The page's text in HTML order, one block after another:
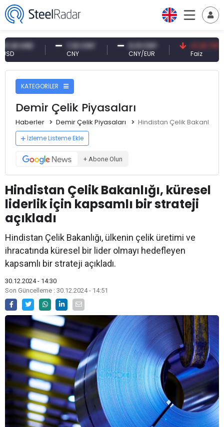
7,10 CNY
CNY
0,13 CNY
CNY/EUR
41,30 TRY
Faiz
KATEGORİLER
Demir Çelik Piyasaları
Haberler Demir Çelik Piyasaları Hindistan Çelik Bakanlığı,
İzleme Listeme Ekle
+ Abone Olun
Hindistan Çelik Bakanlığı, küresel
liderlik için kapsamlı bir strateji
açıkladı
Hindistan Çelik Bakanlığı, ülkenin çelik üretimi ve
ihracatında küresel bir lider olmayı hedefleyen
kapsamlı bir strateji açıkladı.
30.12.2024 - 14:30
Son Güncelleme : 30.12.2024 - 14:51